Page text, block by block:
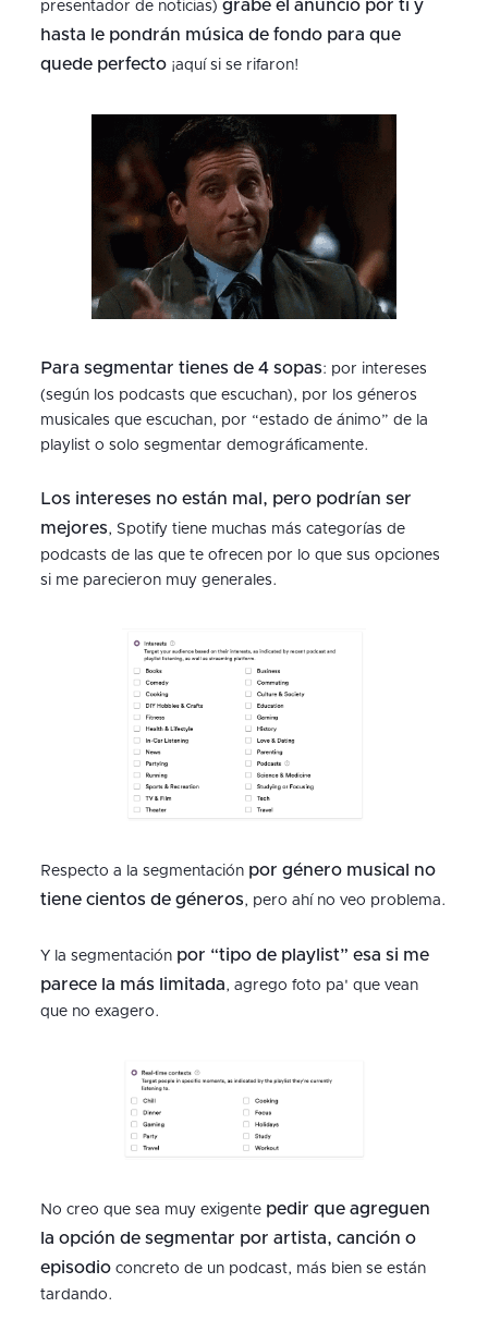
presentador de noticias) grabe el anuncio por ti y
hasta le pondrán música de fondo para que
quede perfecto¡aquí si se rifaron!
Para segmentar tienes de 4 sopas: por intereses
(según los podcasts que escuchan), por los géneros
musicales que escuchan, por “estado de ánimo” de la
playlist o solo segmentar demográficamente.
Los intereses no están mal, pero podrían ser
mejores, Spotify tiene muchas más categorías de
podcasts de las que te ofrecen por lo que sus opciones
si me parecieron muy generales.
Respecto a la segmentación por género musical no
tiene cientos de géneros, pero ahí no veo problema.
Y la segmentación por “tipo de playlist” esa si me
parece la más limitada, agrego foto pa' que vean
que no exagero.
No creo que sea muy exigente pedir que agreguen
la opción de segmentar por artista, canción o
episodioconcreto de un podcast, más bien se están
tardando.